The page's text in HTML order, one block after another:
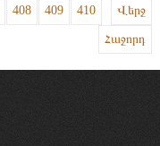
408 409 410 Վերջ
Հաջորդ